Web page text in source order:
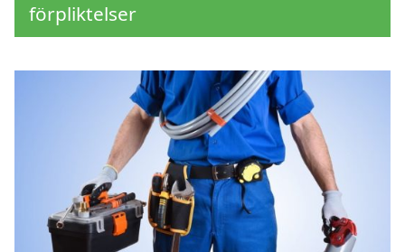
förpliktelser